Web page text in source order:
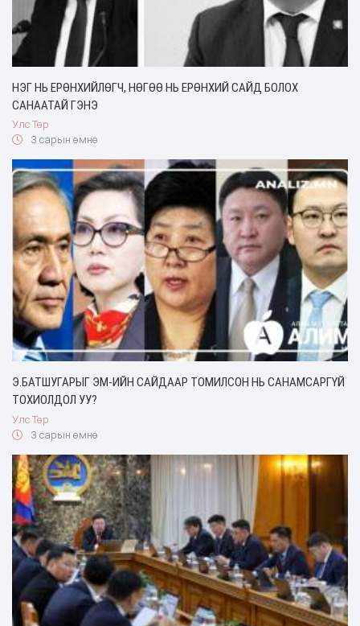
НЭГ НЬ ЕРӨНХИЙЛӨГЧ, НӨГӨӨ НЬ ЕРӨНХИЙ САЙД БОЛОХ
САНААТАЙ ГЭНЭ
Улс Төр
3 сарын өмнө
Э.БАТШУГАРЫГ ЭМ-ИЙН САЙДААР ТОМИЛСОН НЬ САНАМСАРГҮЙ
ТОХИОЛДОЛ УУ?
Улс Төр
3 сарын өмнө